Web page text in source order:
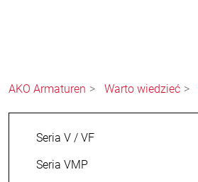
AKO Armaturen Warto wiedzieć
Seria V / VF
Seria VMP